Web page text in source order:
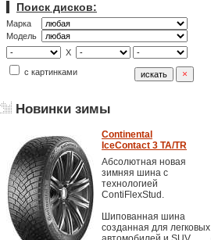
Поиск дисков:
Марка
Модель
X
с картинками
Новинки зимы
Continental
IceContact 3 TA/TR
Абсолютная новая
зимняя шина с
технологией
ContiFlexStud.
Шипованная шина
созданная для легковых